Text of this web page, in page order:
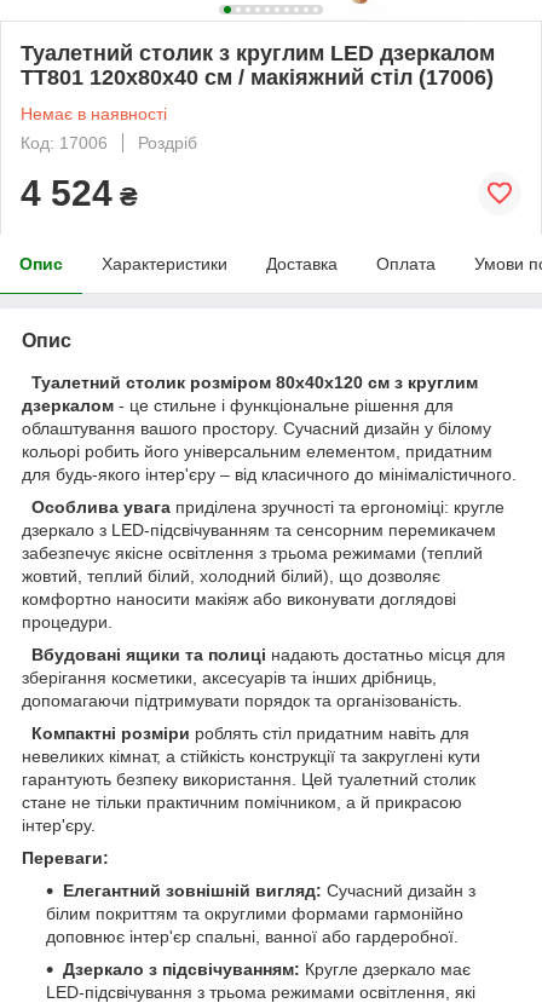
Туалетний столик з круглим LED дзеркалом
TT801 120x80x40 см / макіяжний стіл (17006)
Немає в наявності
Код: 17006
Роздріб
4 524 ₴
Опис Характеристики Доставка Оплата Умови
Опис
Туалетний столик розміром 80х40х120 см з круглим
дзеркалом - це стильне і функціональне рішення для
облаштування вашого простору. Сучасний дизайн у білому
кольорі робить його універсальним елементом, придатним
для будь-якого інтер'єру – від класичного до мінімалістичного.
Особлива увага приділена зручності та ергономіці: кругле
дзеркало з LED-підсвічуванням та сенсорним перемикачем
забезпечує якісне освітлення з трьома режимами (теплий
жовтий, теплий білий, холодний білий), що дозволяє
комфортно наносити макіяж або виконувати доглядові
процедури.
Вбудовані ящики та полиці надають достатньо місця для
зберігання косметики, аксесуарів та інших дрібниць,
допомагаючи підтримувати порядок та організованість.
Компактні розміри роблять стіл придатним навіть для
невеликих кімнат, а стійкість конструкції та закруглені кути
гарантують безпеку використання. Цей туалетний столик
стане не тільки практичним помічником, а й прикрасою
інтер'єру.
Переваги:
Елегантний зовнішній вигляд: Сучасний дизайн з
білим покриттям та округлими формами гармонійно
доповнює інтер'єр спальні, ванної або гардеробної.
Дзеркало з підсвічуванням: Кругле дзеркало має
LED-підсвічування з трьома режимами освітлення, які